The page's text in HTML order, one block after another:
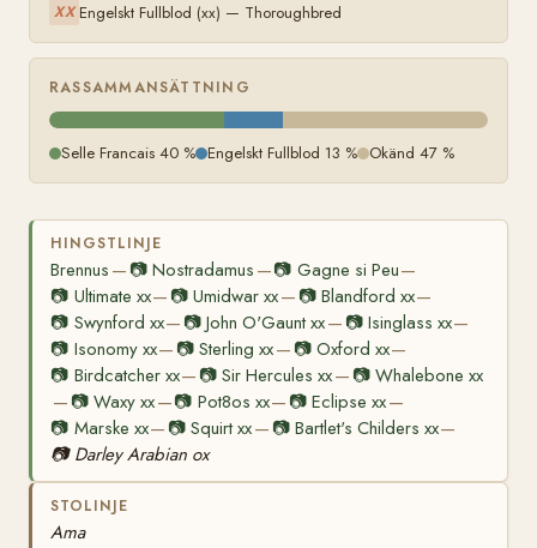
XX Engelskt Fullblod (xx) — Thoroughbred
RASSAMMANSÄTTNING
Selle Francais 40 % Engelskt Fullblod 13 % Okänd 47 %
HINGSTLINJE
Brennus — 📷Nostradamus —📷 Gagne si Peu—
📷 Ultimate xx— 📷Umidwar xx— 📷 Blandford xx—
📷 Swynford xx— 📷John O'Gaunt xx— 📷 Isinglass xx—
📷 Isonomy xx— 📷Sterling xx— 📷 Oxford xx—
📷 Birdcatcher xx— 📷Sir Hercules xx— 📷 Whalebone xx
— 📷Waxy xx—📷 Pot8os xx— 📷Eclipse xx—
📷 Marske xx— 📷Squirt xx— 📷 Bartlet's Childers xx—
📷 Darley Arabian ox
STOLINJE
Ama